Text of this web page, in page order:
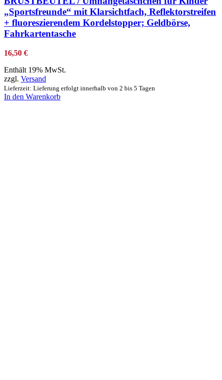
„Sportsfreunde“ mit Klarsichtfach, Reflektorstreifen
+ fluoreszierendem Kordelstopper; Geldbörse,
Fahrkartentasche
16,50 €
Enthält 19% MwSt.
zzgl. Versand
Lieferzeit: Lieferung erfolgt innerhalb von 2 bis 5 Tagen
In den Warenkorb